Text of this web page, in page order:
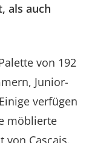
als auch
von 192
Junior-
verfügen
möblierte
von Cascais.